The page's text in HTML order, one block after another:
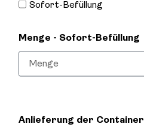
Sofort-Befüllung
Menge - Sofort-Befüllung
Anlieferung der Container